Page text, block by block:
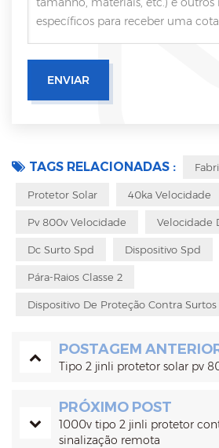
TAGS RELACIONADAS :
Protetor Solar 40ka Velocidade
Pv 800v Velocidade Velocidade
Dc Surto Spd Dispositivo Spd
Pára-Raios Classe 2
Dispositivo De Proteção Contra Surtos
POSTAGEM
Tipo 2 jinli protetor solar pv
PRÓXIMO POST
1000v tipo 2 jinli protetor
sinalização remota